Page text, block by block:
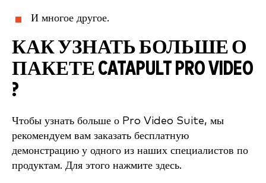
И многое другое.
КАК УЗНАТЬ БОЛЬШЕ О
ПАКЕТЕ CATAPULT PRO VIDEO
?
Чтобы узнать больше о Pro Video Suite, мы
рекомендуем вам заказать бесплатную
демонстрацию у одного из наших специалистов по
продуктам. Для этого нажмите здесь.